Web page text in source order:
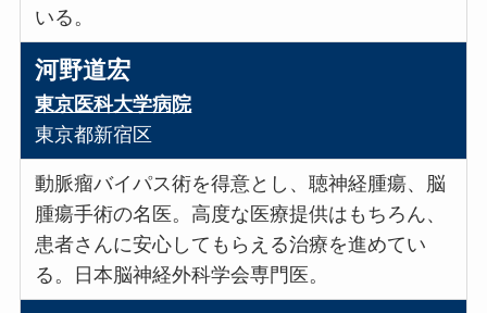
いる。
河野道宏
東京医科大学病院
東京都新宿区
動脈瘤バイパス術を得意とし、聴神経腫瘍、脳
腫瘍手術の名医。高度な医療提供はもちろん、
患者さんに安心してもらえる治療を進めてい
る。日本脳神経外科学会専門医。